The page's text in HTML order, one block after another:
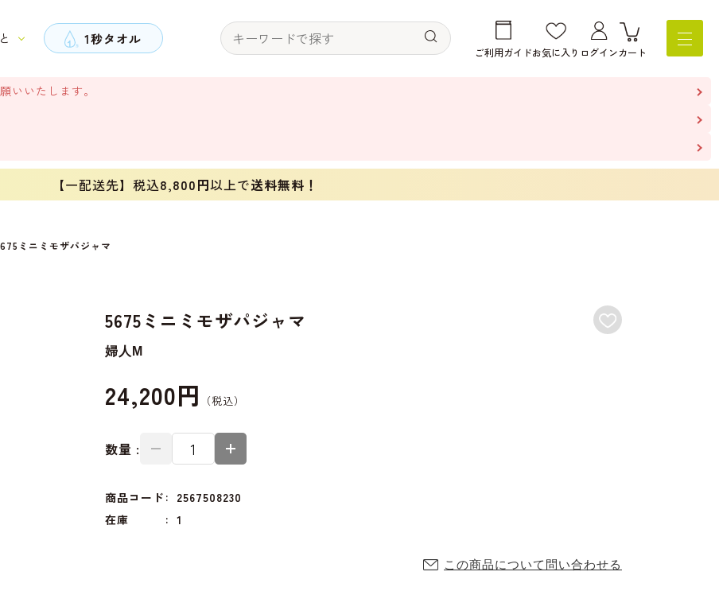
1秒タオル
ご利用ガイドお気に入り ログインカート
いいたします。
【一配送先】税込8,800円以上で送料無料！
ミニミモザパジャマ
5675ミニミモザパジャマ
婦人M
24,200円
数量 :
商品コード
2567508230
在庫
1
この商品について問い合わせる